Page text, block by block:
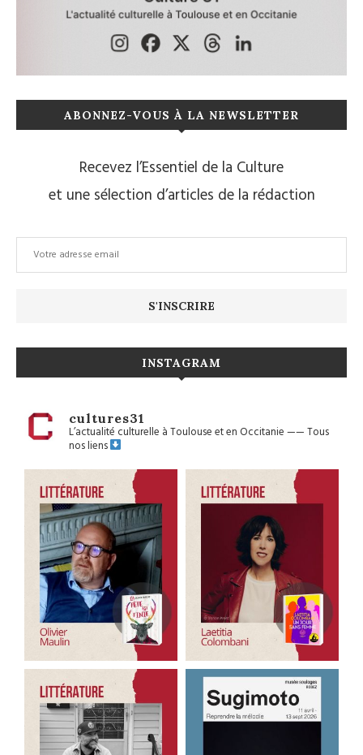
ABONNEZ-VOUS À LA NEWSLETTER
Recevez l’Essentiel de la Culture
et une sélection d’articles de la rédaction
INSTAGRAM
cultures31
L’actualité culturelle à Toulouse et en Occitanie——Tous
nos liens